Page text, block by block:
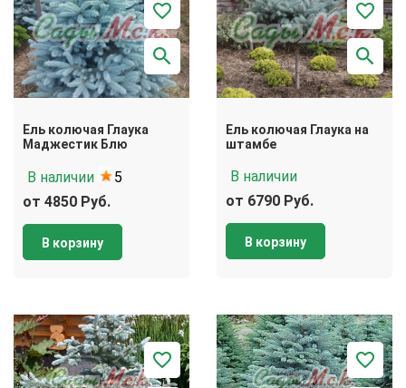
Ель колючая Глаука
Маджестик Блю
В наличии
5
от 4850 Руб.
В корзину
Ель колючая Глаука на
штамбе
В наличии
от 6790 Руб.
В корзину